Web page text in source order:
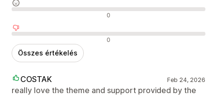
0
0
Összes értékelés
COSTAK Feb 24, 2026
really love the theme and support provided by the